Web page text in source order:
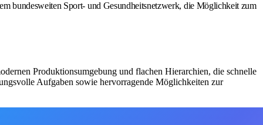
bundesweiten Sport- und Gesundheitsnetzwerk, die Möglichkeit zum
Produktionsumgebung und flachen Hierarchien, die schnelle
Aufgaben sowie hervorragende Möglichkeiten zur